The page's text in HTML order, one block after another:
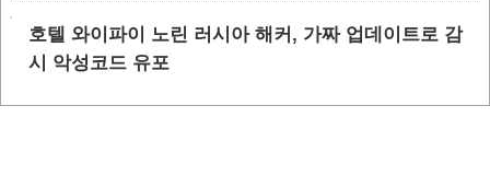
호텔 와이파이 노린 러시아 해커, 가짜 업데이트로 감
시 악성코드 유포